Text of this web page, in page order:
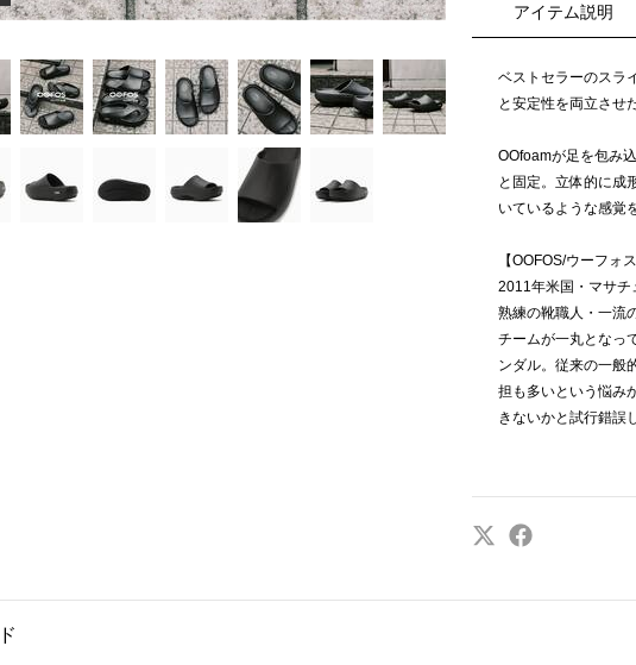
アイテム説明
ベストセラーのスラ
と安定性を両立させ
OOfoamが足を包み
と固定。立体的に成
いているような感覚
【OOFOS/ウーフォス
2011年米国・マサチ
熟練の靴職人・一流
チームが一丸となっ
ンダル。従来の一般
担も多いという悩み
きないかと試行錯誤